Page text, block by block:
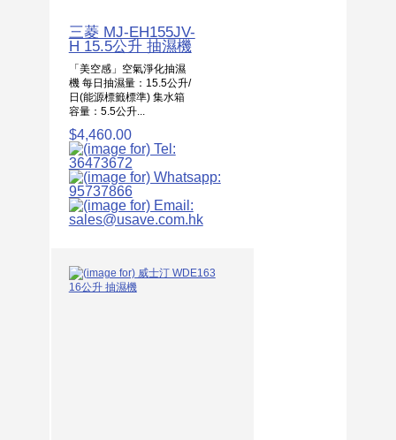
三菱 MJ-EH155JV-
H 15.5公升 抽濕機
「美空感」空氣淨化抽濕
機 每日抽濕量：15.5公升/
日(能源標籤標準) 集水箱
容量：5.5公升...
$4,460.00